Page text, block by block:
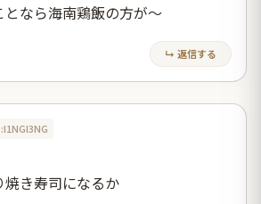
なら海南鶏飯の方が～
↳ 返信する
焼き寿司になるか